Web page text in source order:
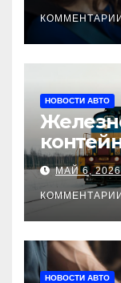
НОВОСТИ АВТО
изМАЙ 6, 2026
НОВОСТИ АВТО